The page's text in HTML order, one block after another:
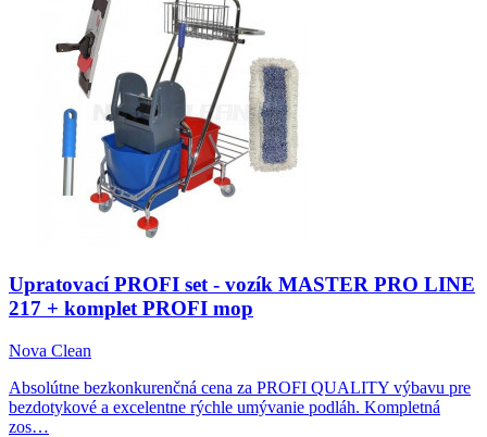
Upratovací PROFI set - vozík MASTER PRO LINE
217 + komplet PROFI mop
Nova Clean
Absolútne bezkonkurenčná cena za PROFI QUALITY výbavu pre
bezdotykové a excelentne rýchle umývanie podláh. Kompletná
zos…